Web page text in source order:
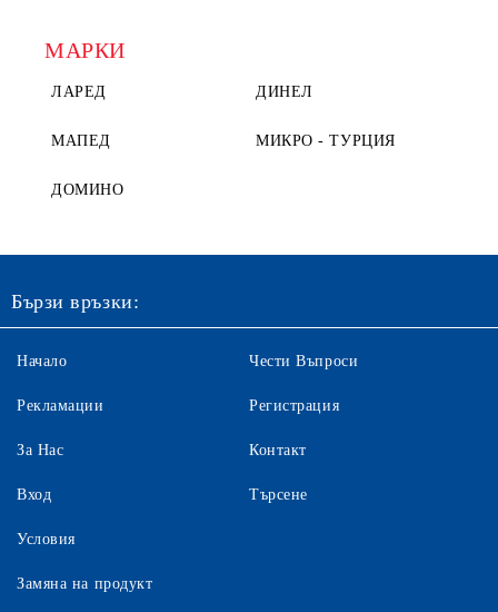
МАРКИ
ЛАРЕД ДИНЕЛ
МАПЕД МИКРО - ТУРЦИЯ
ДОМИНО
Бързи връзки:
Начало
Рекламации
За Нас
Вход
Чести Въпроси
Регистрация
Контакт
Търсене
Условия
Замяна на продукт